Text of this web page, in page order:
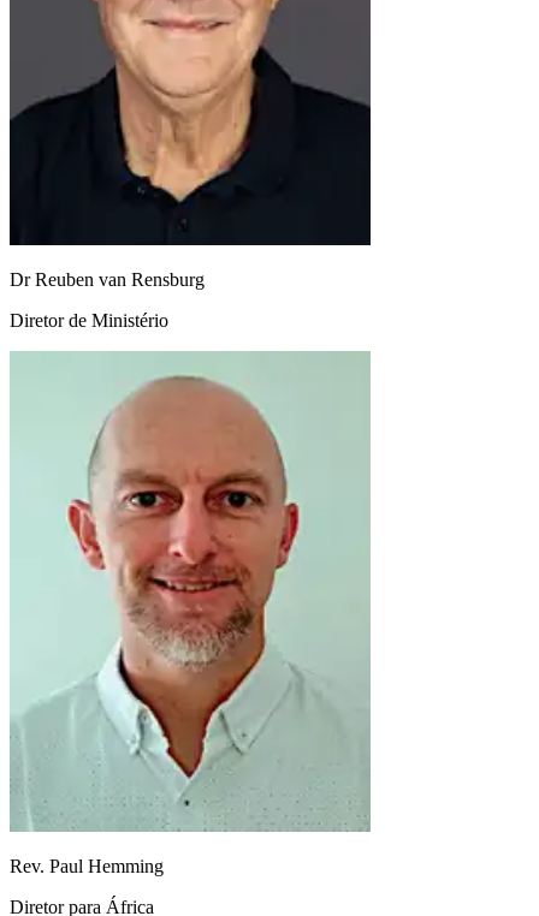
Dr Reuben van Rensburg
Diretor de Ministério
Rev. Paul Hemming
Diretor para África